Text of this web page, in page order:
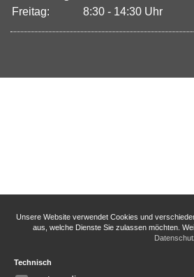
Freitag:
8:30 - 14:30 Uhr
Unsere Website verwendet Cookies und
aus, welche Dienste Sie zulassen möchten.
Technisch